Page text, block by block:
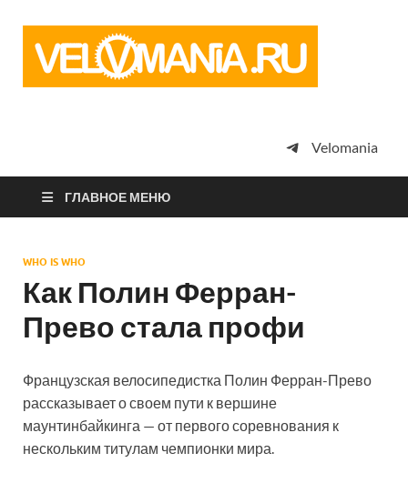
просто
Velomania
ГЛАВНОЕ МЕНЮ
WHO IS WHO
Как Полин Ферран-
Прево стала профи
Французская велосипедистка Полин Ферран-Прево
рассказывает о своем пути к вершине
маунтинбайкинга — от первого соревнования к
нескольким титулам чемпионки мира.